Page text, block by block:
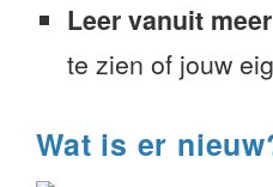
Leer vanuit
te zien of jouw
Wat is er